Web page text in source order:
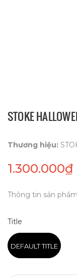
STOKE
Thương hiệu:
1.300.000₫
Thông tin sản
Title
DEFAULT TITLE